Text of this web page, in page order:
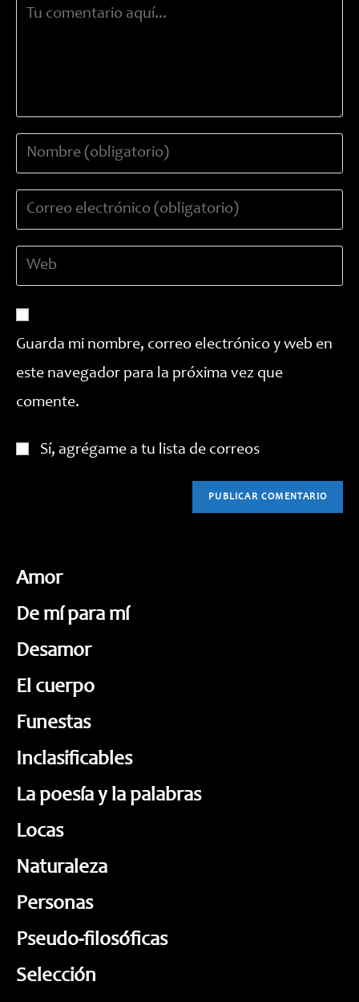
Comentario
usuario
para
de
para
comentar
(opcional)
Guarda mi nombre, correo electrónico y web en
este navegador para la próxima vez que
comente.
Sí, agrégame a tu lista de correos
Amor
De mí para mí
Desamor
El cuerpo
Funestas
Inclasificables
La poesía y la palabras
Locas
Naturaleza
Personas
Pseudo-filosóficas
Selección